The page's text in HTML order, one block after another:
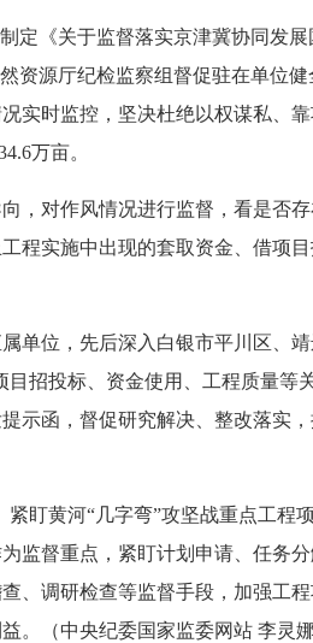
《关于监督落实京津冀协同发展
资源厅纪检监察组督促驻在单位
实时监控，坚决杜绝以权谋私、
万亩。
对作风情况进行监督，看是否存
程实施中出现的套取资金、借项
位，先后深入白银市平川区、
招投标、资金使用、工程质量等
示函，督促研究解决、整改落实
盯黄河“几字弯”攻坚战重点工程
监督重点，紧盯计划申请、任务
、调研检查等监督手段，加强工
。（中央纪委国家监委网站 李灵娜